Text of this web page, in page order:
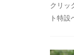
クリッ
ト特設